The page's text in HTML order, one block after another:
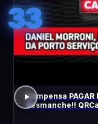
33
Compensa PAGAR
desmanche!!